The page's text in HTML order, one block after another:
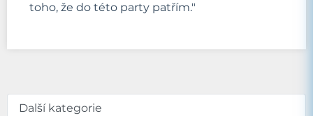
toho, že do této party patřím."
Další kategorie